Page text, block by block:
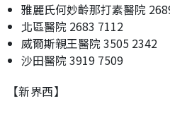
雅麗氏何妙齡那打素醫院
北區醫院 2683 7112
威爾斯親王醫院 3505 2342
沙田醫院 3919 7509
【新界西】